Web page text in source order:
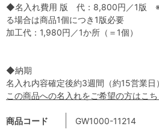
商品コード GW1000-11214
◆名入れ費用 版 代：8,800円／1版
る場合は商品1個につき1版必要
加工代：1,980円／1か所（＝1個）
◆納期
名入れ内容確定後約3週間（約15営業日）
この商品への名入れをご希望の方はこち